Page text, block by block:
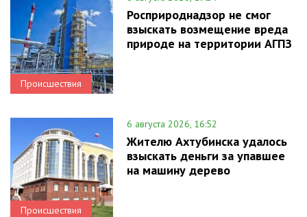
Происшествия
Росприроднадзор не смог
взыскать возмещение вреда
природе на территории АГПЗ
Происшествия
6 августа 2026, 16:52
Жителю Ахтубинска удалось
взыскать деньги за упавшее
на машину дерево